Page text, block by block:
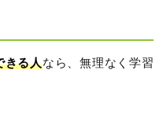
きる人なら、無理なく学習